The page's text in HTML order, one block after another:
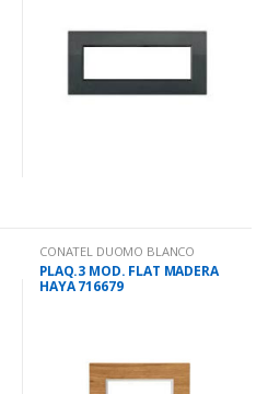
CONATEL DUOMO BLANCO
PLAQ.3 MOD. FLAT MADERA
HAYA 716679